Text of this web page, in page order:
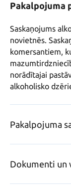
Pakalpojuma
Saskaņojums
novietnēs.
komersantiem,
norādītajai
alkoholisko
Pakalpojuma
Dokumenti un